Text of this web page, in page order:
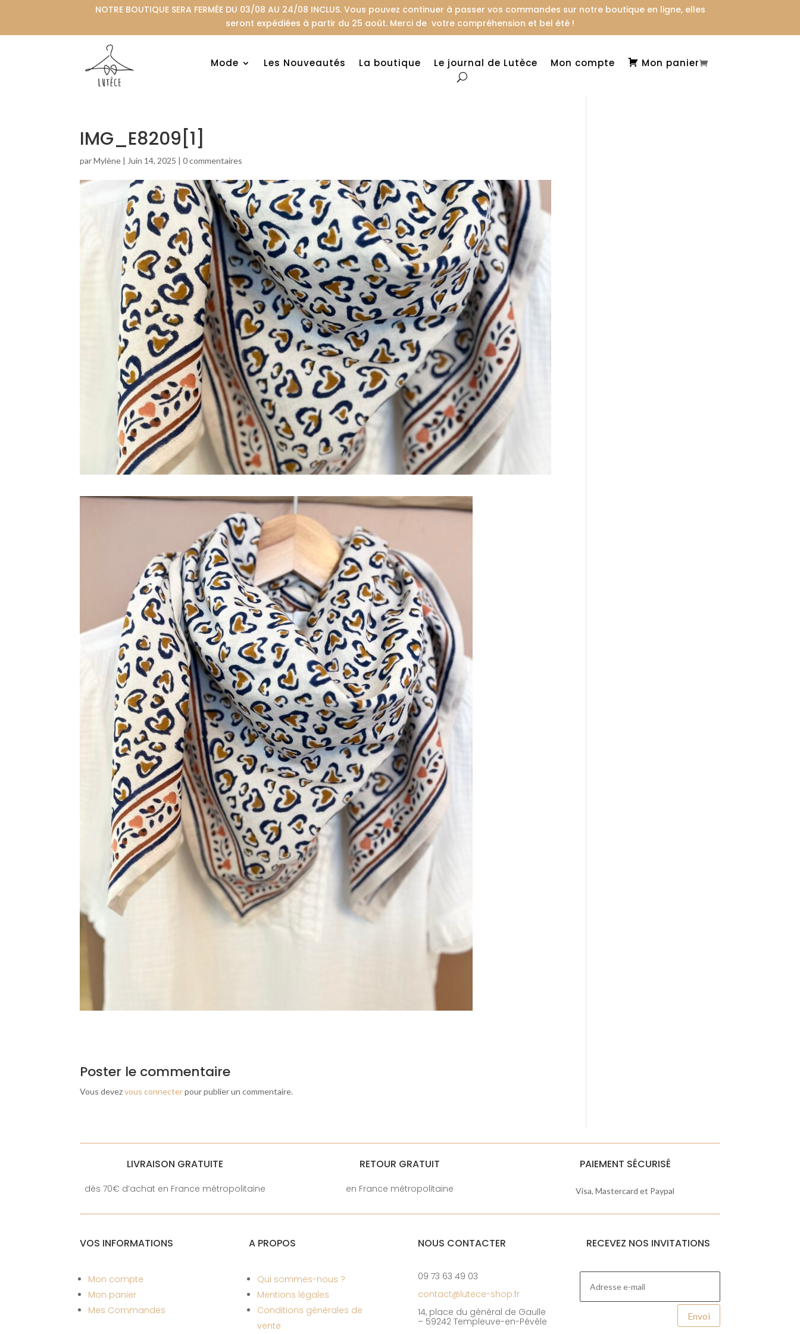
NOTRE BOUTIQUE SERA FERMÉE DU 03/08 AU 24/08 INCLUS. Vous pouvez continuer à passer vos commandes sur notre boutique en ligne, elles
seront expédiées à partir du 25 août. Merci de votre compréhension et bel été !
Mode Les Nouveautés La boutique Le journal de Lutèce Mon compte Mon panier
IMG_E8209[1]
parMylène | Juin 14, 2025 |0 commentaires
Poster le commentaire
Vous devezvous connecterpour publier un commentaire.
LIVRAISON GRATUITE
dès 70€ d’achat en France métropolitaine
RETOUR GRATUIT
en France métropolitaine
PAIEMENT SÉCURISÉ
Visa, Mastercard et Paypal
VOS INFORMATIONS
Mon compte
Mon panier
Mes Commandes
A PROPOS
Qui sommes-nous ?
Mentions légales
Conditions générales de
vente
NOUS CONTACTER
09 73 63 49 03
contact@lutece-shop.fr
14, place du général de Gaulle
– 59242 Templeuve-en-Pévèle
RECEVEZ NOS INVITATIONS
Envoi